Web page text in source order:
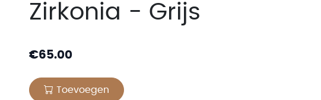
Zirkonia - Grijs
€65.00
Toevoegen